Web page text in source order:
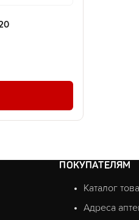
ПОКУПАТЕЛЯМ
Каталог
Адреса